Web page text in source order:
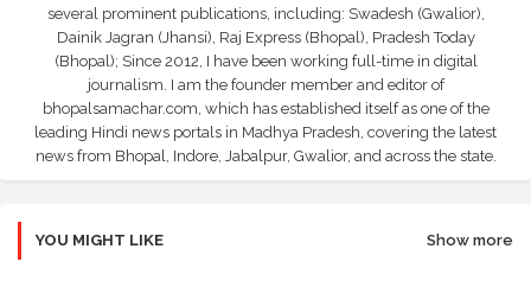
several prominent publications, including: Swadesh (Gwalior),
Dainik Jagran (Jhansi), Raj Express (Bhopal), Pradesh Today
(Bhopal); Since 2012, I have been working full-time in digital
journalism. I am the founder member and editor of
bhopalsamachar.com, which has established itself as one of the
leading Hindi news portals in Madhya Pradesh, covering the latest
news from Bhopal, Indore, Jabalpur, Gwalior, and across the state.
YOU MIGHT LIKE Show more